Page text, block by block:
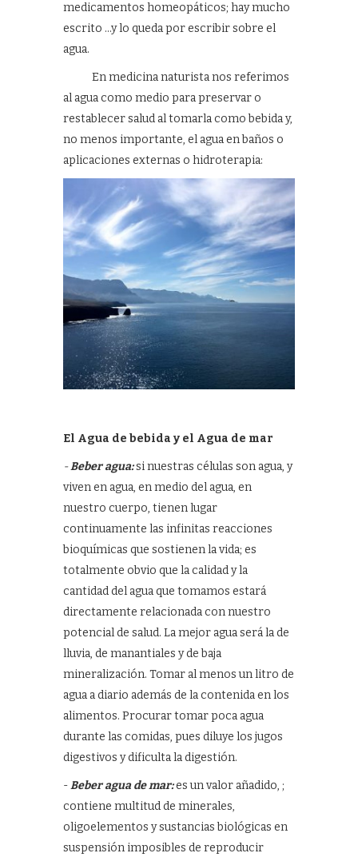
medicamentos homeopáticos; hay mucho
escrito …y lo queda por escribir sobre el
agua.
En medicina naturista nos referimos
al agua como medio para preservar o
restablecer salud al tomarla como bebida y,
no menos importante, el agua en baños o
aplicaciones externas o hidroterapia:
El Agua de bebida y el Agua de mar
-Beber agua:si nuestras células son agua, y
viven en agua, en medio del agua, en
nuestro cuerpo, tienen lugar
continuamente las infinitas reacciones
bioquímicas que sostienen la vida; es
totalmente obvio que la calidad y la
cantidad del agua que tomamos estará
directamente relacionada con nuestro
potencial de salud. La mejor agua será la de
lluvia, de manantiales y de baja
mineralización. Tomar al menos un litro de
agua a diario además de la contenida en los
alimentos. Procurar tomar poca agua
durante las comidas, pues diluye los jugos
digestivos y dificulta la digestión.
-Beber agua de mar:es un valor añadido, ;
contiene multitud de minerales,
oligoelementos y sustancias biológicas en
suspensión imposibles de reproducir